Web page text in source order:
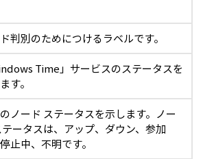
判別のためにつけるラベルです。
Time」サービスのステータスを
す。
ノード ステータスを示します。ノー
テータスは、アップ、ダウン、参加
止中、不明です。